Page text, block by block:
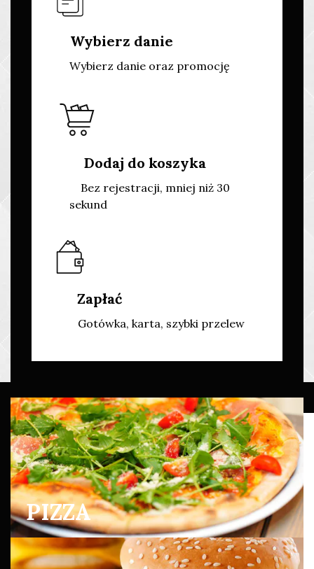
Wybierz danie
Wybierz danie oraz promocję
Dodaj do koszyka
Bez rejestracji, mniej niż 30
sekund
Zapłać
Gotówka, karta, szybki przelew
Wyróżnione pozycje
PIZZA